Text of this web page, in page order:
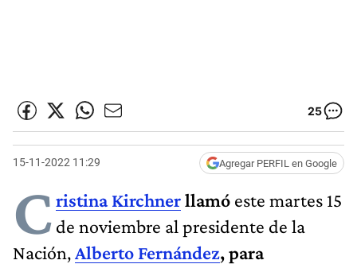
25
15-11-2022 11:29 Agregar PERFIL en Google
Cristina Kirchnerllamó este martes 15
de noviembre al presidente de la
Nación,Alberto Fernández, para